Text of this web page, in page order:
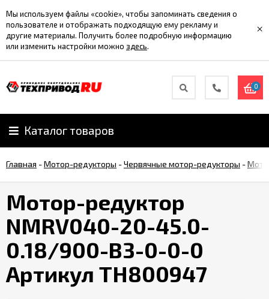
Мы используем файлы «cookie», чтобы запоминать сведения о
пользователе и отображать подходящую ему рекламу и
другие материалы. Получить более подробную информацию
или изменить настройки можно здесь.
×
0
Каталог товаров
Главная -Мотор-редукторы -Червячные мотор-редукторы -
Мотор-редуктор
NMRV040-20-45.0-
0.18/900-B3-0-0-0
Артикул TH800947